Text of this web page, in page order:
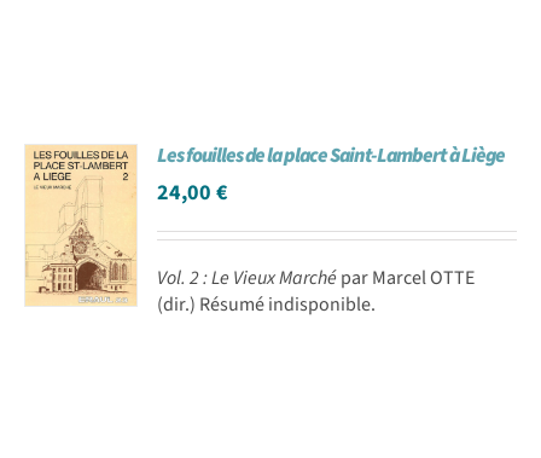
Les fouilles de la place Saint-Lambert à Liège
24,00€
Vol. 2 : Le Vieux Marchépar Marcel OTTE
(dir.) Résumé indisponible.